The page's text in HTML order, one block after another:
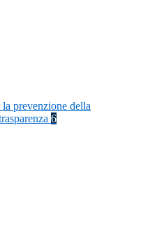
prevenzione della
6